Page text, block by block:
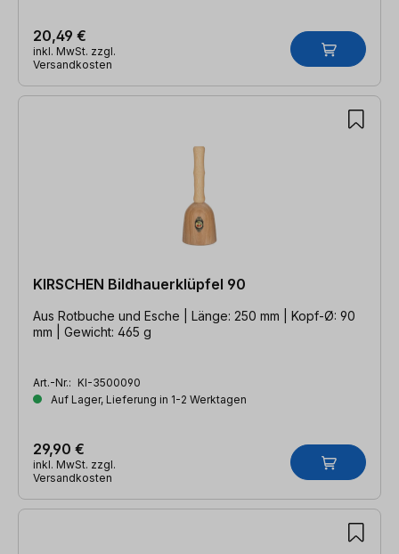
20,49 €
inkl. MwSt. zzgl.
Versandkosten
KIRSCHEN Bildhauerklüpfel 90
Aus Rotbuche und Esche | Länge: 250 mm | Kopf-Ø: 90
mm | Gewicht: 465 g
Art.-Nr.: KI-3500090
Auf Lager, Lieferung in 1-2 Werktagen
29,90 €
inkl. MwSt. zzgl.
Versandkosten